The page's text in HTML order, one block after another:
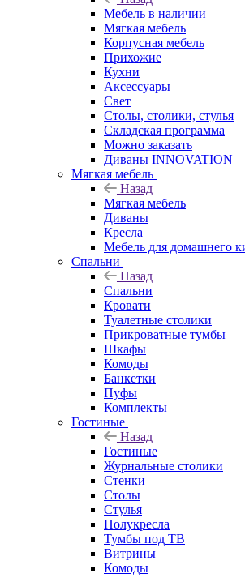
Мебель в наличии
Мягкая мебель
Корпусная мебель
Прихожие
Кухни
Аксессуары
Свет
Столы, столики, стулья
Складская программа
Можно заказать
Диваны INNOVATION
Мягкая мебель
Назад
Мягкая мебель
Диваны
Кресла
Мебель для домашнего
Спальни
Назад
Спальни
Кровати
Туалетные столики
Прикроватные тумбы
Шкафы
Комоды
Банкетки
Пуфы
Комплекты
Гостиные
Назад
Гостиные
Журнальные столики
Стенки
Столы
Стулья
Полукресла
Тумбы под ТВ
Витрины
Комоды